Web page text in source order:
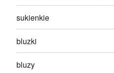
sukienkie
bluzki
bluzy